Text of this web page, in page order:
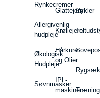
Rynkecremer
Allergivenlig
hudpleje
Økologisk
Hudpleje
Søvnmasker
Glattejern
Krøllejern
Hårkure
og Olier
IPL-
maskiner
Cykler